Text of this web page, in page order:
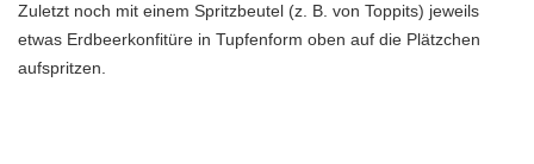
Zuletzt noch mit einem Spritzbeutel (z. B. von Toppits) jeweils
etwas Erdbeerkonfitüre in Tupfenform oben auf die Plätzchen
aufspritzen.